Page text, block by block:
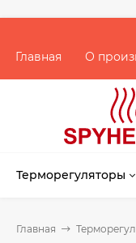
Главная
О
Терморегуляторы
Главная